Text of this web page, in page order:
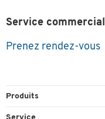
Service commercial
Prenez rendez-vous
Produits
Emballage et expédition